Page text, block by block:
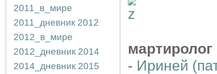
2011_в_мире
2011_дневник 2012
2012_в_мире
2012_дневник 2014
2014_дневник 2015
мартиролог
- Ириней